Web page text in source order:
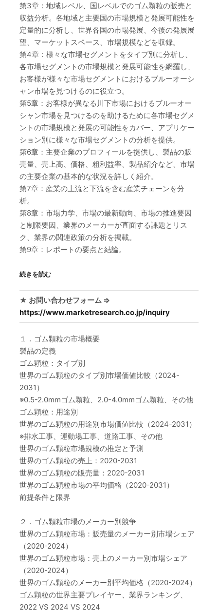
第3章：地域レベル、国レベルでのゴム顆粒の販売と
収益分析。各地域と主要国の市場規模と発展可能性を
定量的に分析し、世界各国の市場発展、今後の発展展
望、マーケットスペース、市場規模などを収録。
第4章：様々な市場セグメントをタイプ別に分析し、
各市場セグメントの市場規模と発展可能性を網羅し、
お客様が様々な市場セグメントにおけるブルーオーシ
ャン市場を見つけるのに役立つ。
第5章：お客様が異なる川下市場におけるブルーオー
シャン市場を見つけるのを助けるために各市場セグメ
ントの市場規模と発展の可能性をカバー、アプリケー
ション別に様々な市場セグメントの分析を提供。
第6章：主要企業のプロフィールを提供し、製品の販
売量、売上高、価格、粗利益率、製品紹介など、市場
の主要企業の基本的な状況を詳しく紹介。
第7章：産業の上流と下流を含む産業チェーンを分
析。
第8章：市場力学、市場の最新動向、市場の推進要因
と制限要因、業界のメーカーが直面する課題とリス
ク、業界の関連政策の分析を掲載。
第9章：レポートの要点と結論。
続きを読む
★ お問い合わせフォーム ⇒
https://www.marketresearch.co.jp/inquiry
１．ゴム顆粒の市場概要
製品の定義
ゴム顆粒：タイプ別
世界のゴム顆粒のタイプ別市場価値比較（2024-
2031）
※0.5-2.0mmゴム顆粒、2.0-4.0mmゴム顆粒、その他
ゴム顆粒：用途別
世界のゴム顆粒の用途別市場価値比較（2024-2031）
※排水工事、運動場工事、道路工事、その他
世界のゴム顆粒市場規模の推定と予測
世界のゴム顆粒の売上：2020-2031
世界のゴム顆粒の販売量：2020-2031
世界のゴム顆粒市場の平均価格（2020-2031）
前提条件と限界
２．ゴム顆粒市場のメーカー別競争
世界のゴム顆粒市場：販売量のメーカー別市場シェア
（2020-2024）
世界のゴム顆粒市場：売上のメーカー別市場シェア
（2020-2024）
世界のゴム顆粒のメーカー別平均価格（2020-2024）
ゴム顆粒の世界主要プレイヤー、業界ランキング、
2022 VS 2024 VS 2024